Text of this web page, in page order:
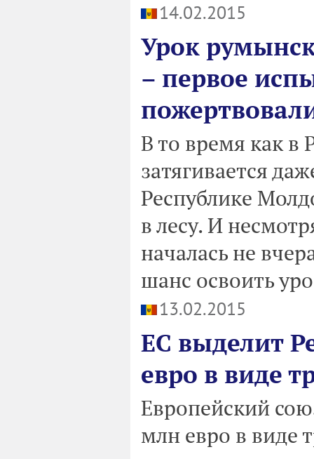
14.02.2015
Урок
– первое
В то время как в
затягивается
Республике
в лесу. И
началась не
шанс освоить
13.02.2015
ЕС выделит
евро в виде
Европейский
млн евро в виде